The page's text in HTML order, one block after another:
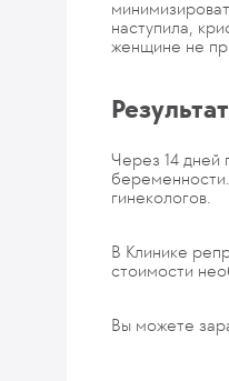
наступила,
женщине не
Через 14 дней
гинекологов.
В Клинике
стоимости
Вы можете